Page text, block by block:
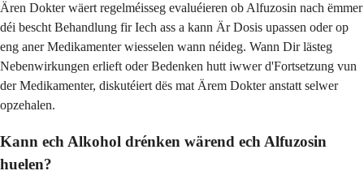
Ären Dokter wäert regelméisseg evaluéieren ob Alfuzosin nach ëmmer
déi bescht Behandlung fir Iech ass a kann Är Dosis upassen oder op
eng aner Medikamenter wiesselen wann néideg. Wann Dir lästeg
Nebenwirkungen erlieft oder Bedenken hutt iwwer d'Fortsetzung vun
der Medikamenter, diskutéiert dës mat Ärem Dokter anstatt selwer
opzehalen.
Kann ech Alkohol drénken wärend ech Alfuzosin
huelen?